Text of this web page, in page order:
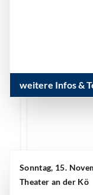
weitere Infos &
Sonntag, 15.
Theater an der Kö